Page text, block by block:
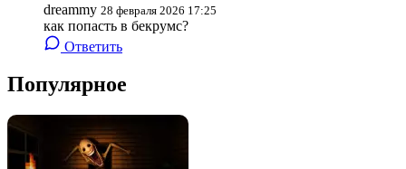
dreammy 28 февраля 2026 17:25
как попасть в бекрумс?
Ответить
Популярное